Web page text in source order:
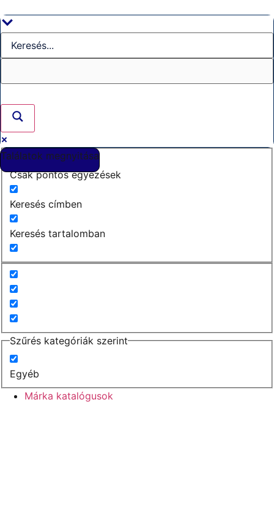
a
tartalomhoz
Találatok megnyitása
Csak pontos egyezések
Keresés címben
Keresés tartalomban
Szűrés kategóriák szerint
Egyéb
Márka katalógusok